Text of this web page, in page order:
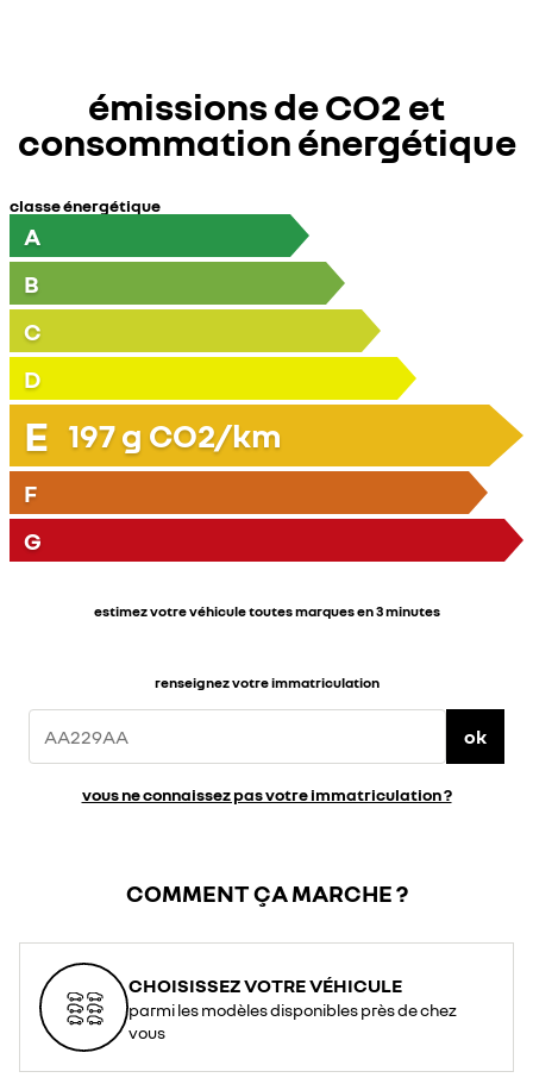
émissions de CO2 et
consommation énergétique
classe énergétique
A
B
C
D
E 197g CO2/km
F
G
estimez votre véhicule toutes marques en 3 minutes
renseignez votre immatriculation
ok
vous ne connaissez pas votre immatriculation ?
COMMENT ÇA MARCHE ?
CHOISISSEZ VOTRE VÉHICULE
parmi les modèles disponibles près de chez
vous